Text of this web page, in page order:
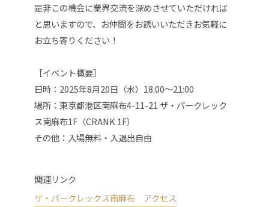
是非この機会に業界交流を深めさせていただければ
と思いますので、お仲間をお誘いいただきお気軽に
お立ち寄りください！
［イベント概要］
日時：2025年8月20日（水）18:00〜21:00
場所：東京都港区南麻布4-11-21 ザ・パークレック
ス南麻布1F（CRANK 1F）
その他：入場無料・入退出自由
関連リンク
ザ・パークレックス南麻布 アクセス